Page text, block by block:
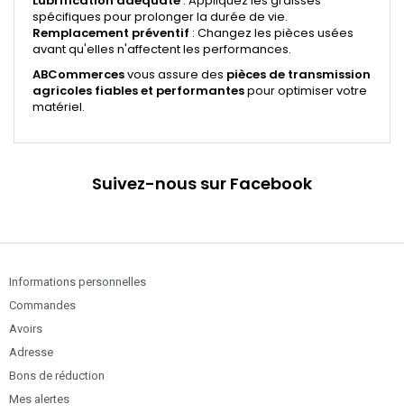
spécifiques pour prolonger la durée de vie.
Remplacement préventif : Changez les pièces usées
avant qu'elles n'affectent les performances.
ABCommercesvous assure des pièces de transmission
agricoles fiables et performantespour optimiser votre
matériel.
Suivez-nous sur Facebook
Informations personnelles
Commandes
Avoirs
Adresse
Bons de réduction
Mes alertes